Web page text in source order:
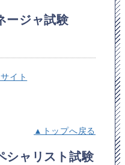
ージャ試験
イト
▲トップへ戻る
シャリスト試験